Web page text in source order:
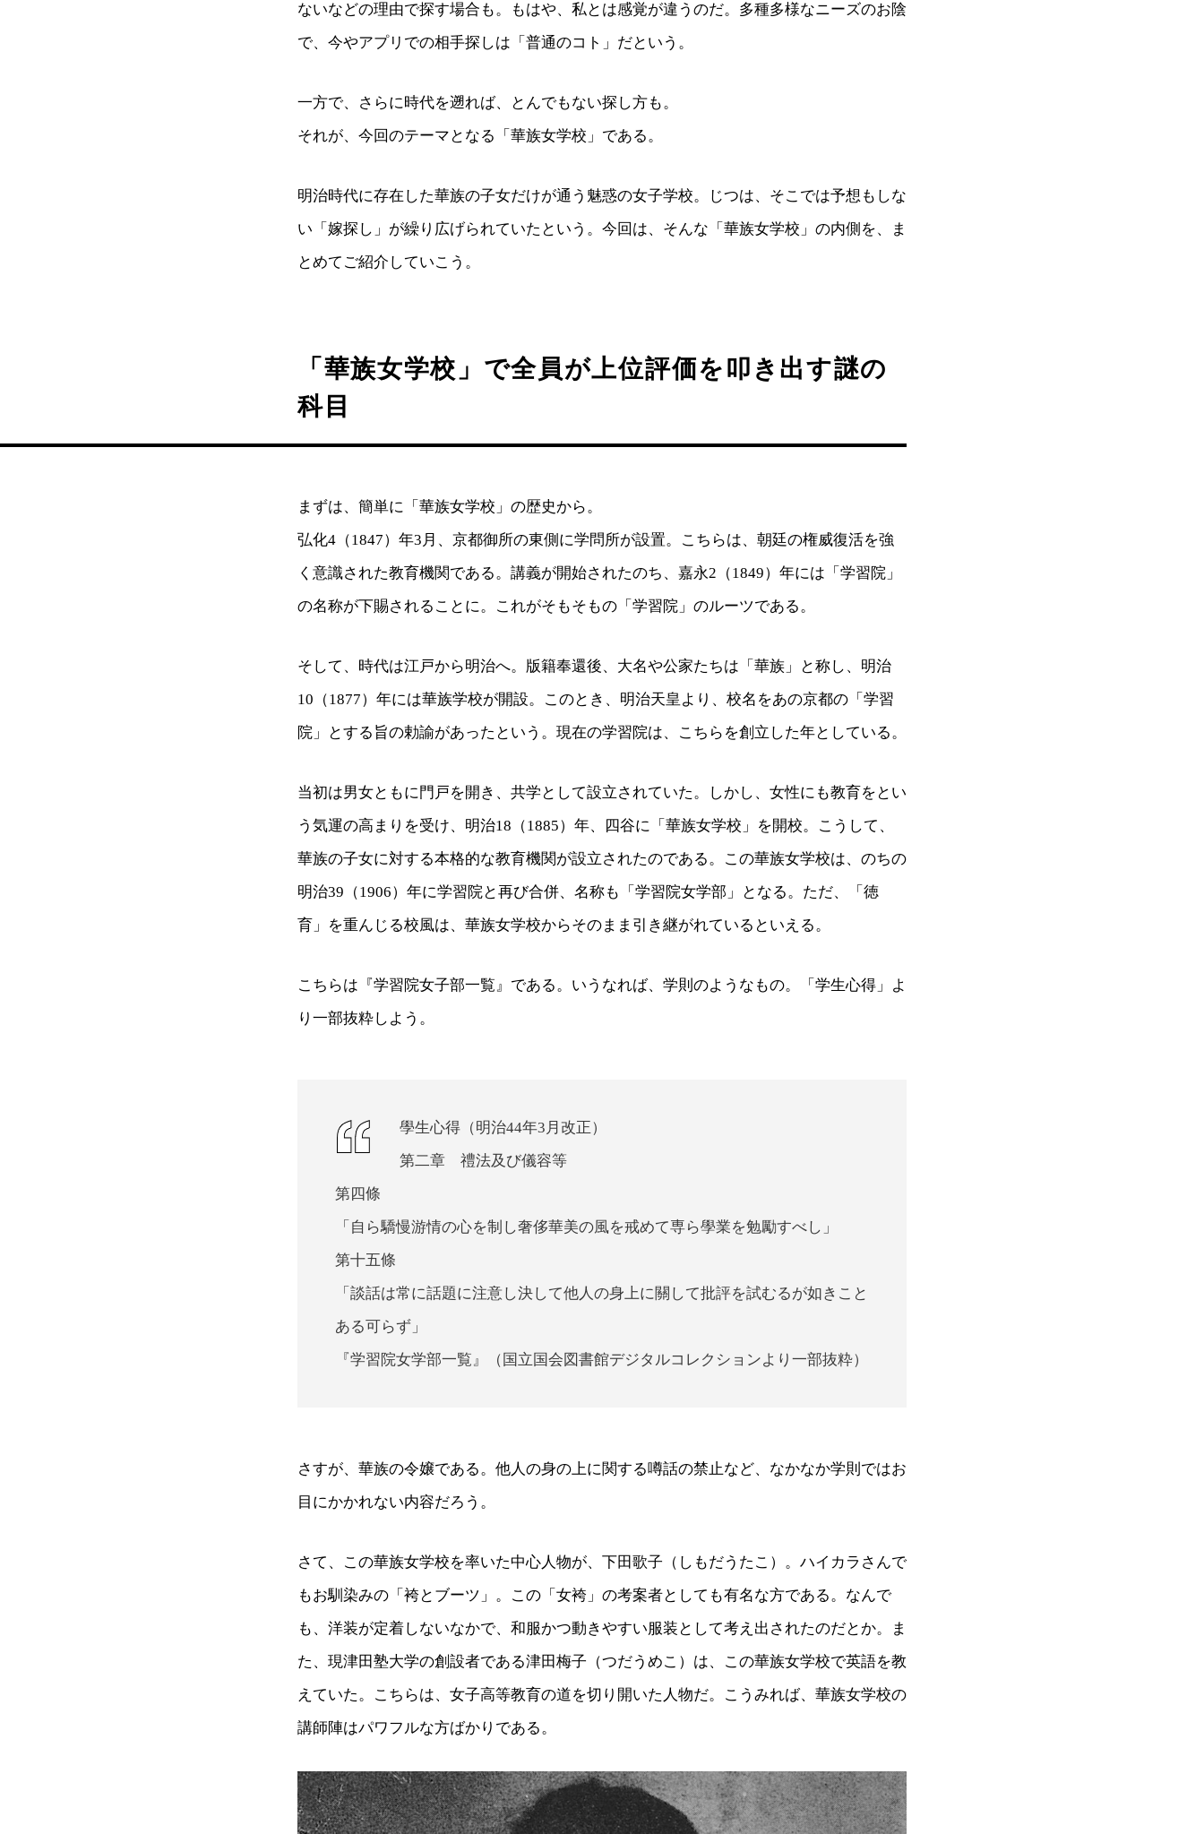
ないなどの理由で探す場合も。もはや、私とは感覚が違うのだ。多種多様なニーズのお陰
で、今やアプリでの相手探しは「普通のコト」だという。
一方で、さらに時代を遡れば、とんでもない探し方も。
それが、今回のテーマとなる「華族女学校」である。
明治時代に存在した華族の子女だけが通う魅惑の女子学校。じつは、そこでは予想もしな
い「嫁探し」が繰り広げられていたという。今回は、そんな「華族女学校」の内側を、ま
とめてご紹介していこう。
「華族女学校」で全員が上位評価を叩き出す謎の
科目
まずは、簡単に「華族女学校」の歴史から。
弘化4（1847）年3月、京都御所の東側に学問所が設置。こちらは、朝廷の権威復活を強
く意識された教育機関である。講義が開始されたのち、嘉永2（1849）年には「学習院」
の名称が下賜されることに。これがそもそもの「学習院」のルーツである。
そして、時代は江戸から明治へ。版籍奉還後、大名や公家たちは「華族」と称し、明治
10（1877）年には華族学校が開設。このとき、明治天皇より、校名をあの京都の「学習
院」とする旨の勅諭があったという。現在の学習院は、こちらを創立した年としている。
当初は男女ともに門戸を開き、共学として設立されていた。しかし、女性にも教育をとい
う気運の高まりを受け、明治18（1885）年、四谷に「華族女学校」を開校。こうして、
華族の子女に対する本格的な教育機関が設立されたのである。この華族女学校は、のちの
明治39（1906）年に学習院と再び合併、名称も「学習院女学部」となる。ただ、「徳
育」を重んじる校風は、華族女学校からそのまま引き継がれているといえる。
こちらは『学習院女子部一覧』である。いうなれば、学則のようなもの。「学生心得」よ
り一部抜粋しよう。
學生心得（明治44年3月改正）
第二章 禮法及び儀容等
第四條
「自ら驕慢游情の心を制し奢侈華美の風を戒めて専ら學業を勉勵すべし」
第十五條
「談話は常に話題に注意し決して他人の身上に關して批評を試むるが如きこと
ある可らず」
『学習院女学部一覧』（国立国会図書館デジタルコレクションより一部抜粋）
さすが、華族の令嬢である。他人の身の上に関する噂話の禁止など、なかなか学則ではお
目にかかれない内容だろう。
さて、この華族女学校を率いた中心人物が、下田歌子（しもだうたこ）。ハイカラさんで
もお馴染みの「袴とブーツ」。この「女袴」の考案者としても有名な方である。なんで
も、洋装が定着しないなかで、和服かつ動きやすい服装として考え出されたのだとか。ま
た、現津田塾大学の創設者である津田梅子（つだうめこ）は、この華族女学校で英語を教
えていた。こちらは、女子高等教育の道を切り開いた人物だ。こうみれば、華族女学校の
講師陣はパワフルな方ばかりである。